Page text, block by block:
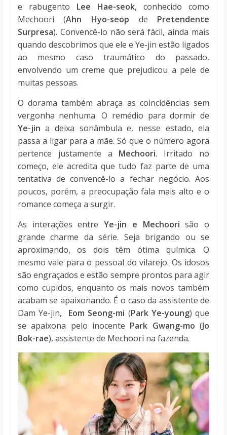
e rabugento Lee Hae-seok, conhecido como
Mechoori (Ahn Hyo-seop de Pretendente
Surpresa). Convencê-lo não será fácil, ainda mais
quando descobrimos que ele e Ye-jin estão ligados
ao mesmo caso traumático do passado,
envolvendo um creme que prejudicou a pele de
muitas pessoas.
O dorama também abraça as coincidências sem
vergonha nenhuma. O remédio para dormir de
Ye-jin a deixa sonâmbula e, nesse estado, ela
passa a ligar para a mãe. Só que o número agora
pertence justamente a Mechoori. Irritado no
começo, ele acredita que tudo faz parte de uma
tentativa de convencê-lo a fechar negócio. Aos
poucos, porém, a preocupação fala mais alto e o
romance começa a surgir.
As interações entreYe-jin e Mechoori são o
grande charme da série. Seja brigando ou se
aproximando, os dois têm ótima química. O
mesmo vale para o pessoal do vilarejo. Os idosos
são engraçados e estão sempre prontos para agir
como cupidos, enquanto os mais novos também
acabam se apaixonando. É o caso da assistente de
Dam Ye-jin,
Eom Seong-mi (Park Ye-young) que
se apaixona pelo inocente Park Gwang-mo (Jo
Bok-rae), assistente de Mechoori na fazenda.